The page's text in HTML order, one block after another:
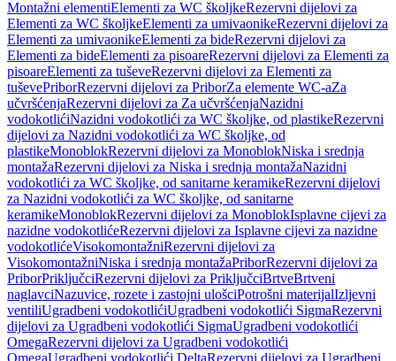
Montažni elementiElementi za WC školjkeRezervni dijelovi za
Elementi za WC školjkeElementi za umivaonikeRezervni dijelovi za
Elementi za umivaonikeElementi za bideRezervni dijelovi za
Elementi za bideElementi za pisoareRezervni dijelovi za Elementi za
pisoareElementi za tuševeRezervni dijelovi za Elementi za
tuševePriborRezervni dijelovi za PriborZa elemente WC-aZa
učvršćenjaRezervni dijelovi za Za učvršćenjaNazidni
vodokotlićiNazidni vodokotlići za WC školjke, od plastikeRezervni
dijelovi za Nazidni vodokotlići za WC školjke, od
plastikeMonoblokRezervni dijelovi za MonoblokNiska i srednja
montažaRezervni dijelovi za Niska i srednja montažaNazidni
vodokotlići za WC školjke, od sanitarne keramikeRezervni dijelovi
za Nazidni vodokotlići za WC školjke, od sanitarne
keramikeMonoblokRezervni dijelovi za MonoblokIsplavne cijevi za
nazidne vodokotlićeRezervni dijelovi za Isplavne cijevi za nazidne
vodokotlićeVisokomontažniRezervni dijelovi za
VisokomontažniNiska i srednja montažaPriborRezervni dijelovi za
PriborPriključciRezervni dijelovi za PriključciBrtveBrtveni
naglavciNazuvice, rozete i zastojni ulošciPotrošni materijalIzljevni
ventiliUgradbeni vodokotlićiUgradbeni vodokotlići SigmaRezervni
dijelovi za Ugradbeni vodokotlići SigmaUgradbeni vodokotlići
OmegaRezervni dijelovi za Ugradbeni vodokotlići
OmegaUgradbeni vodokotlići DeltaRezervni dijelovi za Ugradbeni